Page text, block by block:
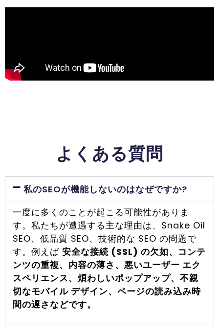
よくある質問
私のSEOが機能しないのはなぜですか?
一度に多くのことが起こる可能性がありま
す。私たちが遭遇する主な理由は、Snake Oil
SEO、低品質 SEO、技術的な SEO の問題で
す。例えば 安全な接続 (SSL) の欠如、コンテ
ンツの重複、内容の薄さ、悪いユーザー エク
スペリエンス、煩わしいポップアップ、不親
切なモバイル デザイン、ページの読み込み時
間の遅さなどです。